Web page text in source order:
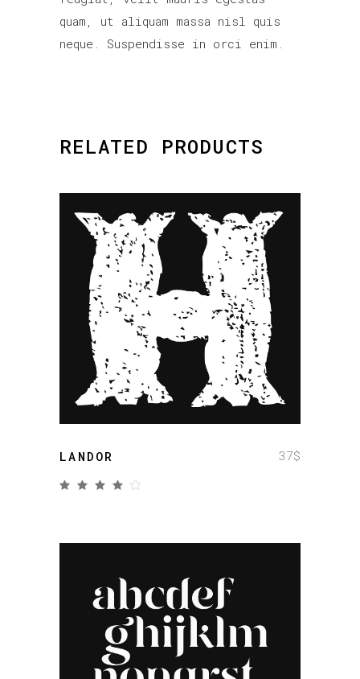
quam, ut aliquam massa nisl quis
neque. Suspendisse in orci enim.
RELATED PRODUCTS
add to cart
LANDOR 37$
add to cart